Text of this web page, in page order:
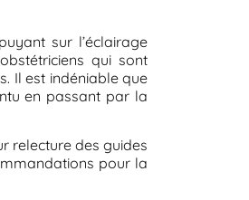
sur l’éclairage
qui sont
Il est indéniable que
en passant par la
relecture des guides
pour la